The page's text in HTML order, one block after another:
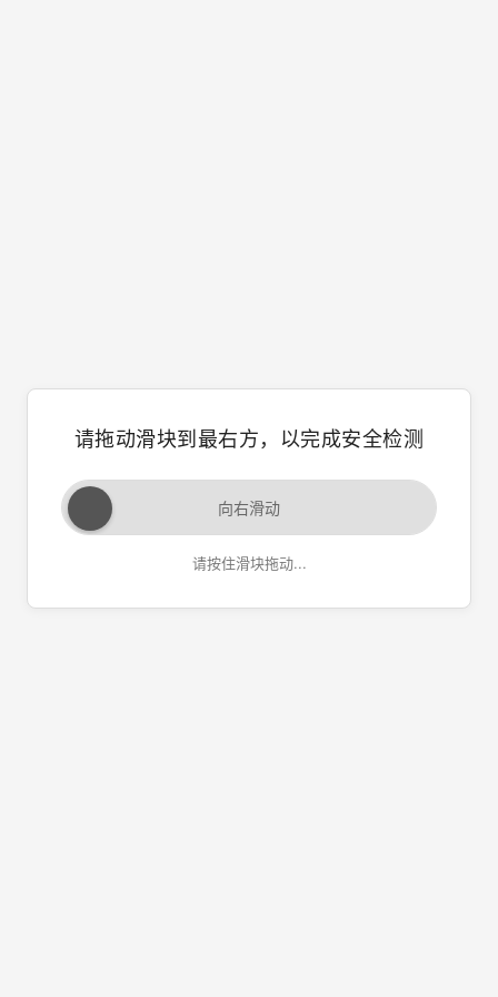
请拖动滑块到最右方，以完成安全检测
向右滑动
请按住滑块拖动...